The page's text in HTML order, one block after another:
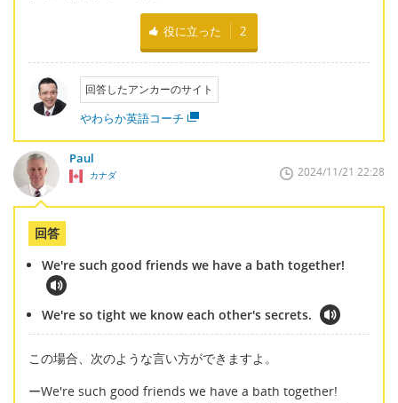
役に立った 2
回答したアンカーのサイト
やわらか英語コーチ
Paul
カナダ 2024/11/21 22:28
回答
We're such good friends we have a bath together!
We're so tight we know each other's secrets.
この場合、次のような言い方ができますよ。
ーWe're such good friends we have a bath together!